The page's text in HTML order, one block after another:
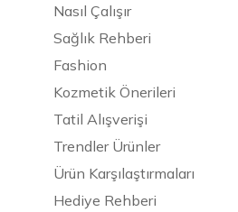
Nasıl Çalışır
Sağlık Rehberi
Fashion
Kozmetik Önerileri
Tatil Alışverişi
Trendler Ürünler
Ürün Karşılaştırmaları
Hediye Rehberi